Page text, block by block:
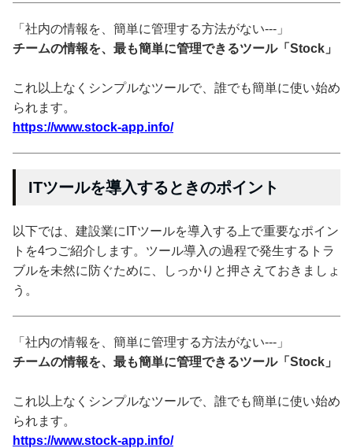
「社内の情報を、簡単に管理する方法がない---」
チームの情報を、最も簡単に管理できるツール「Stock」
これ以上なくシンプルなツールで、誰でも簡単に使い始め
られます。
https://www.stock-app.info/
ITツールを導入するときのポイント
以下では、建設業にITツールを導入する上で重要なポイン
トを4つご紹介します。ツール導入の過程で発生するトラ
ブルを未然に防ぐために、しっかりと押さえておきましょ
う。
「社内の情報を、簡単に管理する方法がない---」
チームの情報を、最も簡単に管理できるツール「Stock」
これ以上なくシンプルなツールで、誰でも簡単に使い始め
られます。
https://www.stock-app.info/